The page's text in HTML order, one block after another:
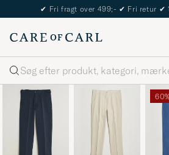
✔ Fri fragt over 499;- ✔ Fri retur ✔
Søg